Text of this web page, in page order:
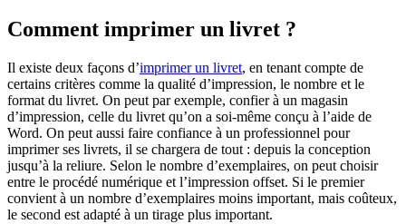
Comment imprimer un livret ?
Il existe deux façons d’imprimer un livret, en tenant compte de
certains critères comme la qualité d’impression, le nombre et le
format du livret. On peut par exemple, confier à un magasin
d’impression, celle du livret qu’on a soi-même conçu à l’aide de
Word. On peut aussi faire confiance à un professionnel pour
imprimer ses livrets, il se chargera de tout : depuis la conception
jusqu’à la reliure. Selon le nombre d’exemplaires, on peut choisir
entre le procédé numérique et l’impression offset. Si le premier
convient à un nombre d’exemplaires moins important, mais coûteux,
le second est adapté à un tirage plus important.